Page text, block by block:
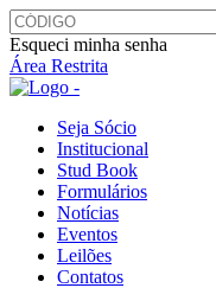
Esqueci minha senha
Área Restrita
Seja Sócio
Institucional
Stud Book
Formulários
Notícias
Eventos
Leilões
Contatos